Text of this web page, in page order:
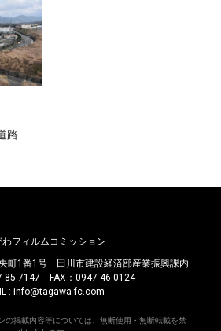
路
わフィルムコミッション
町1番1号 田川市建設経済部産業振興課内
85-7147 FAX：0947-46-0124
: info@tagawa-fc.com
の掲載内容等については、無断使用・無断転載を禁